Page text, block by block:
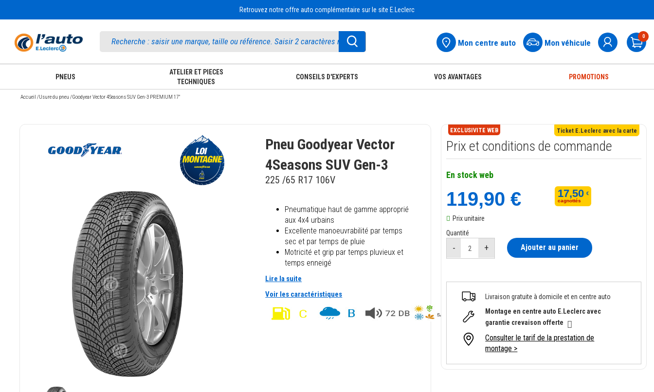
Retrouvez notre offre auto complémentaire sur le site E.Leclerc
Mon centre auto Mon véhicule
0
PNEUS
ATELIER ET PIECES
TECHNIQUES
CONSEILS D'EXPERTS VOS AVANTAGES PROMOTIONS
Accueil /Usure du pneu /Goodyear Vector 4Seasons SUV Gen-3 PREMIUM 17"
Pneu Goodyear Vector
4Seasons SUV Gen-3
225 /65 R17 106V
Pneumatique haut de gamme approprié
aux 4x4 urbains
Excellente manoeuvrabilité par temps
sec et par temps de pluie
Motricité et grip par temps pluvieux et
temps enneigé
Lire la suite
Voir les caractéristiques
EXCLUSIVITE WEB Ticket E.Leclerc avec la carte
Prix et conditions de commande
En stock web
17,50 €
cagnottés
119,90 €
Prix unitaire
Quantité
Ajouter au panier
Livraison gratuite à domicile et en centre auto
Montage en centre auto E.Leclerc avec
garantie crevaison offerte
Consulter le tarif de la prestation de
montage >